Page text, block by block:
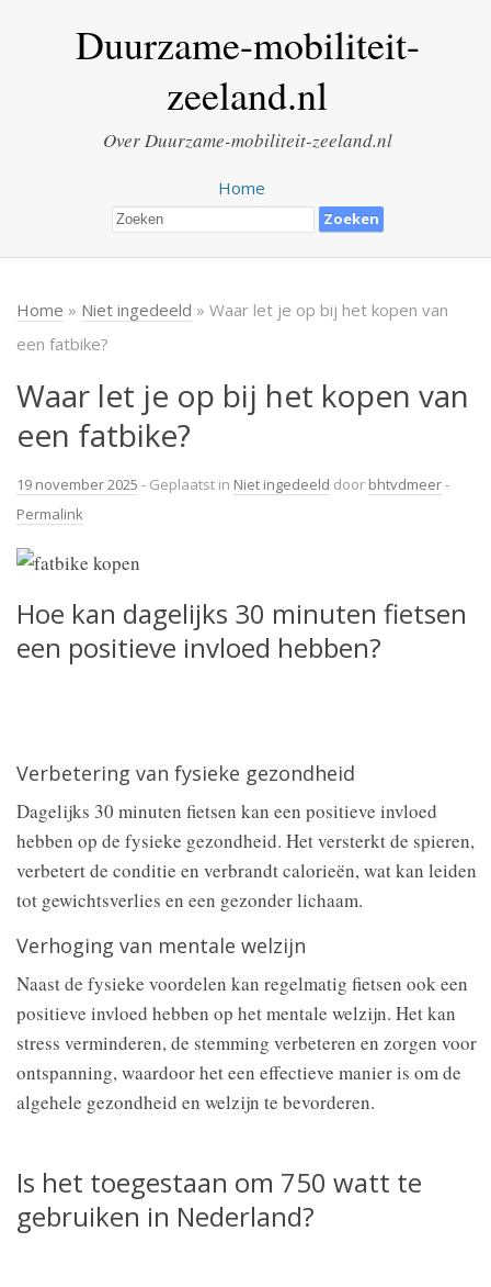
Duurzame-mobiliteit-
zeeland.nl
Over Duurzame-mobiliteit-zeeland.nl
Home
Home » Niet ingedeeld » Waar let je op bij het kopen van
een fatbike?
Waar let je op bij het kopen van
een fatbike?
19 november 2025 - Geplaatst in Niet ingedeeld door bhtvdmeer-
Permalink
Hoe kan dagelijks 30 minuten fietsen
een positieve invloed hebben?
Verbetering van fysieke gezondheid
Dagelijks 30 minuten fietsen kan een positieve invloed
hebben op de fysieke gezondheid. Het versterkt de spieren,
verbetert de conditie en verbrandt calorieën, wat kan leiden
tot gewichtsverlies en een gezonder lichaam.
Verhoging van mentale welzijn
Naast de fysieke voordelen kan regelmatig fietsen ook een
positieve invloed hebben op het mentale welzijn. Het kan
stress verminderen, de stemming verbeteren en zorgen voor
ontspanning, waardoor het een effectieve manier is om de
algehele gezondheid en welzijn te bevorderen.
Is het toegestaan om 750 watt te
gebruiken in Nederland?